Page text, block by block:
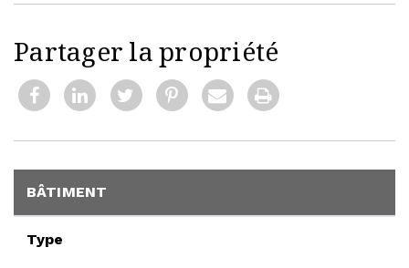
Partager la propriété
BÂTIMENT
Type